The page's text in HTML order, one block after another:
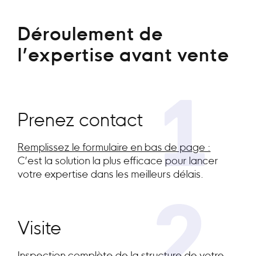
Déroulement de
l’expertise avant vente
1
Prenez contact
Remplissez le formulaire en bas de page :
C’est la solution la plus efficace pour lancer
votre expertise dans les meilleurs délais.
Visite